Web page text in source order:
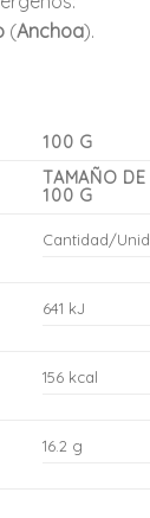
(Anchoa).
100 G
TAMAÑO DE
100 G
Cantidad/
641 kJ
156 kcal
16.2 g